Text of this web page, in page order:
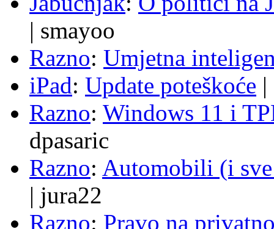
| smayoo
Razno: Umjetna
iPad: Update poteškoće |
Razno: Windows 11 i
dpasaric
Razno: Automobili (i
| jura22
Razno: Pravo na